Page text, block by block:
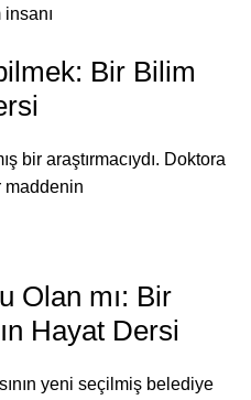
Bir Bilim
bir araştırmacıydı. Doktora
maddenin
Olan mı: Bir
Hayat Dersi
yeni seçilmiş belediye